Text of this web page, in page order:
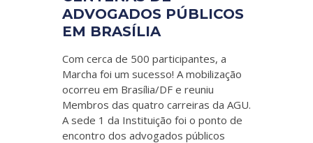
ADVOGADOS PÚBLICOS
EM BRASÍLIA
Com cerca de 500 participantes, a
Marcha foi um sucesso! A mobilização
ocorreu em Brasília/DF e reuniu
Membros das quatro carreiras da AGU.
A sede 1 da Instituição foi o ponto de
encontro dos advogados públicos